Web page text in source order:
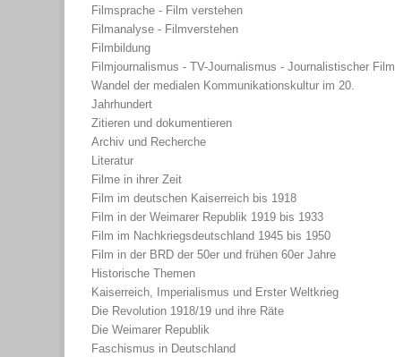
Filmsprache - Film verstehen
Filmanalyse - Filmverstehen
Filmbildung
Filmjournalismus - TV-Journalismus - Journalistischer Film
Wandel der medialen Kommunikationskultur im 20.
Jahrhundert
Zitieren und dokumentieren
Archiv und Recherche
Literatur
Filme in ihrer Zeit
Film im deutschen Kaiserreich bis 1918
Film in der Weimarer Republik 1919 bis 1933
Film im Nachkriegsdeutschland 1945 bis 1950
Film in der BRD der 50er und frühen 60er Jahre
Historische Themen
Kaiserreich, Imperialismus und Erster Weltkrieg
Die Revolution 1918/19 und ihre Räte
Die Weimarer Republik
Faschismus in Deutschland